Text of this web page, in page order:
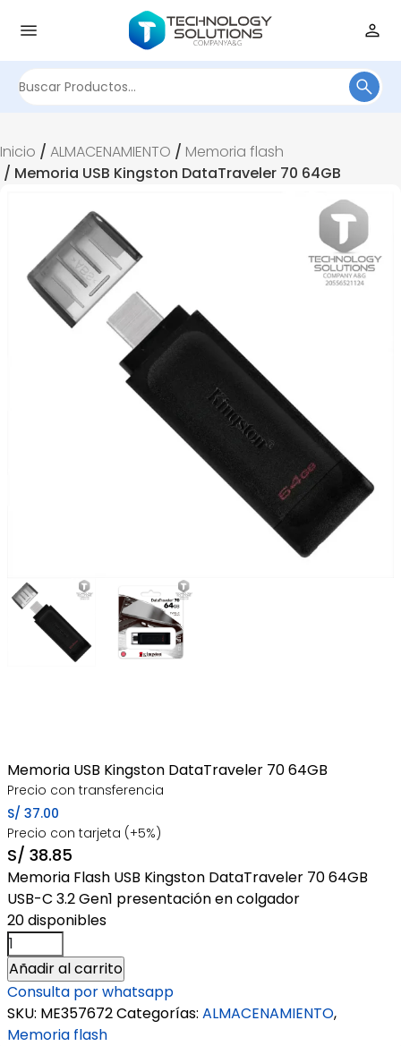
Inicio / ALMACENAMIENTO / Memoria flash
/ Memoria USB Kingston DataTraveler 70 64GB
Memoria USB Kingston DataTraveler 70 64GB
Precio con transferencia
S/ 37.00
Precio con tarjeta (+5%)
S/ 38.85
Memoria Flash USB Kingston DataTraveler 70 64GB
USB-C 3.2 Gen1 presentación en colgador
20 disponibles
Memoria
USB
Kingston
DataTraveler
70
Añadir al carrito
Consulta por whatsapp
SKU: ME357672Categorías: ALMACENAMIENTO,
Memoria flash